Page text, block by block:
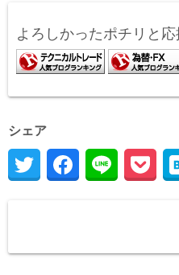
よろしかったポチリと応
シェア